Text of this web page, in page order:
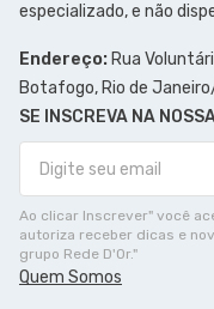
especializado, e não
Endereço:Rua
Botafogo, Rio de
SE INSCREVA NA
Ao clicar Inscrever" você
autoriza receber dicas e
grupo Rede D'Or."
Quem Somos